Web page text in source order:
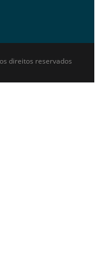
direitos reservados